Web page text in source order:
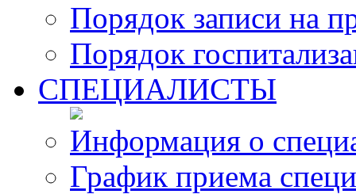
Порядок записи на
Порядок
СПЕЦИАЛИСТЫ
Информация о
График приема